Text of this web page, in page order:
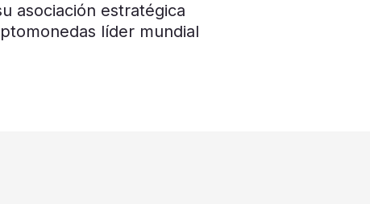
asociación estratégica
líder mundial